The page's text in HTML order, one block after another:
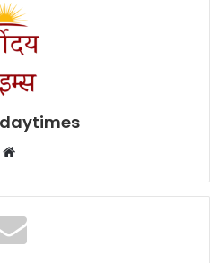
Website